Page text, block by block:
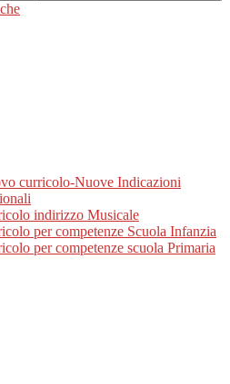
curricolo-Nuove Indicazioni
indirizzo Musicale
per competenze Scuola Infanzia
per competenze scuola Primaria